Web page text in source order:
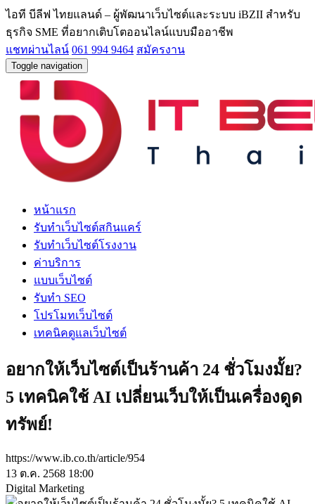
ไอที บีลีฟ ไทยแลนด์ – ผู้พัฒนาเว็บไซต์และระบบ iBZII สำหรับ
ธุรกิจ SME ที่อยากเติบโตออนไลน์แบบมืออาชีพ
แชทผ่านไลน์ 061 994 9464 สมัครงาน
Toggle navigation
หน้าแรก
รับทำเว็บไซต์สกินแคร์
รับทำเว็บไซต์โรงงาน
ค่าบริการ
แบบเว็บไซต์
รับทำ SEO
โปรโมทเว็บไซต์
เทคนิคดูแลเว็บไซต์
อยากให้เว็บไซต์เป็นร้านค้า 24 ชั่วโมงมั้ย?
5 เทคนิคใช้ AI เปลี่ยนเว็บให้เป็นเครื่องดูด
ทรัพย์!
https://www.ib.co.th/article/954
13 ต.ค. 2568 18:00
Digital Marketing